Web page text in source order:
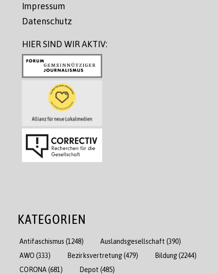
Impressum
Datenschutz
HIER SIND WIR AKTIV:
KATEGORIEN
Antifaschismus (1248) Auslandsgesellschaft (390)
AWO (333) Bezirksvertretung(479) Bildung(2244)
CORONA (681) Depot (485)